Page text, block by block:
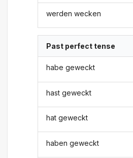
werden wecken
Past perfect tense
habe geweckt
hast geweckt
hat geweckt
haben geweckt